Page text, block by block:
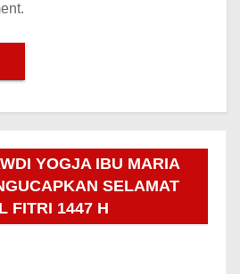
YOGJA IBU MARIA
SELAMAT
FITRI 1447 H